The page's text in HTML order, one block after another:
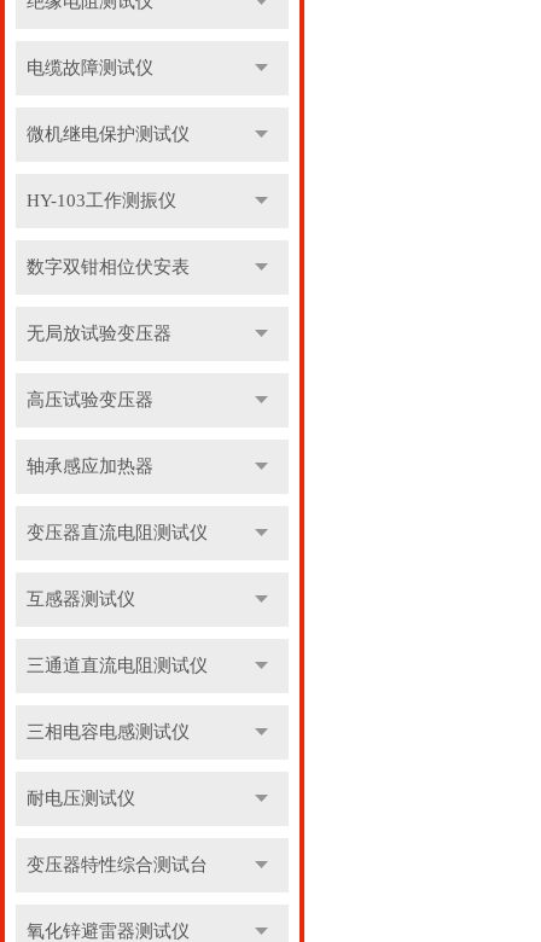
电缆故障测试仪
微机继电保护测试仪
HY-103工作测振仪
数字双钳相位伏安表
无局放试验变压器
高压试验变压器
轴承感应加热器
变压器直流电阻测试仪
互感器测试仪
三通道直流电阻测试仪
三相电容电感测试仪
耐电压测试仪
变压器特性综合测试台
氧化锌避雷器测试仪